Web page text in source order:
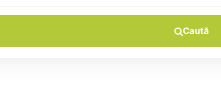
Caută